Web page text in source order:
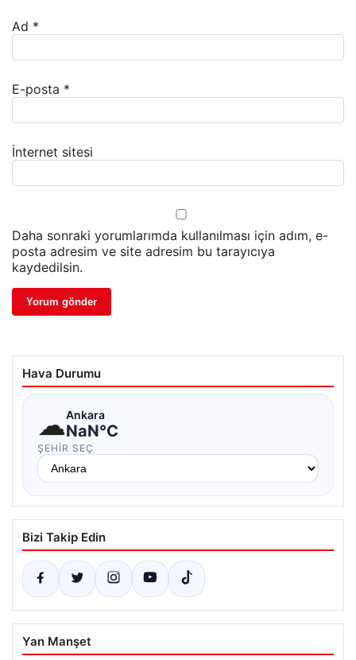
Ad *
E-posta *
İnternet sitesi
Daha sonraki yorumlarımda kullanılması için adım, e-
posta adresim ve site adresim bu tarayıcıya
kaydedilsin.
Hava Durumu
☁Ankara
NaN°C
ŞEHIR SEÇ
Bizi Takip Edin
Yan Manşet